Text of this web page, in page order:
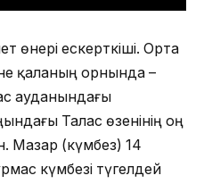
өнері ескерткіші. Орта
қаланың орнында –
ауданындағы
Талас өзенінің оң
Мазар (күмбез) 14
күмбезі түгелдей